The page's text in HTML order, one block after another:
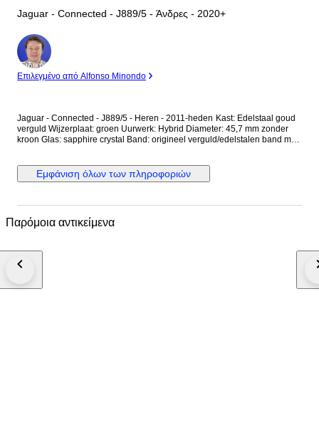
Jaguar - Connected - J889/5 - Άνδρες - 2020+
Ειδικός
Επιλεγμένο από Alfonso Minondo
Jaguar - Connected - J889/5 - Heren - 2011-heden Kast: Edelstaal goud
verguld Wijzerplaat: groen Uurwerk: Hybrid Diameter: 45,7 mm zonder
kroon Glas: sapphire crystal Band: origineel verguld/edelstalen band met
horloge wordt aangetekend en verzekerd verstuurd (DHL-express).
Εμφάνιση όλων των πληροφοριών
Παρόμοια αντικείμενα